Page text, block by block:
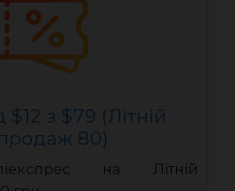
з $79 (Літній
80)
на Літній